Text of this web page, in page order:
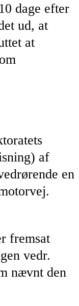
dage efter
ud, at
at
af
en
fremsat
vedr.
nævnt den